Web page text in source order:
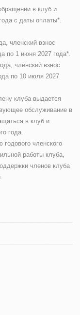
в клуб и
с даты оплаты*.
членский взнос
по 1 июня 2027 года*.
членский взнос
по 10 июля 2027
клуба выдается
обслуживание в
в клуб и
года.
членского
работы клуба,
членов клуба